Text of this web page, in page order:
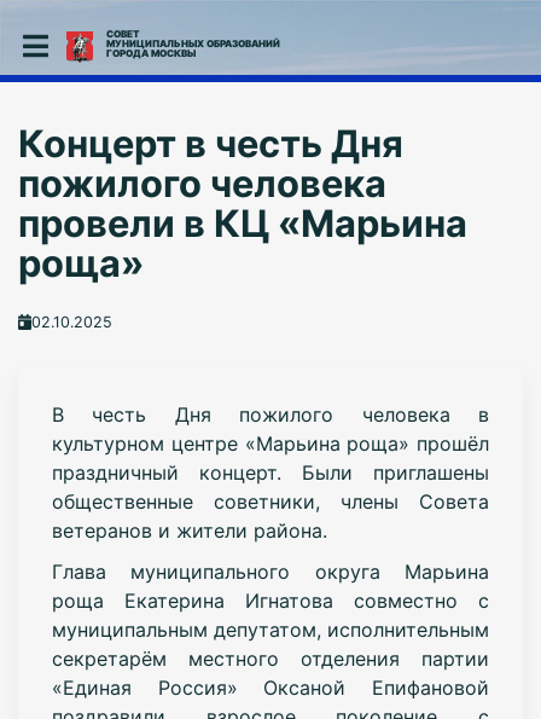
СОВЕТ
МУНИЦИПАЛЬНЫХ ОБРАЗОВАНИЙ
ГОРОДА МОСКВЫ
Концерт в честь Дня
пожилого человека
провели в КЦ «Марьина
роща»
02.10.2025
В честь Дня пожилого человека в
культурном центре «Марьина роща» прошёл
праздничный концерт. Были приглашены
общественные советники, члены Совета
ветеранов и жители района.
Глава муниципального округа Марьина
роща Екатерина Игнатова совместно с
муниципальным депутатом, исполнительным
секретарём местного отделения партии
«Единая Россия» Оксаной Епифановой